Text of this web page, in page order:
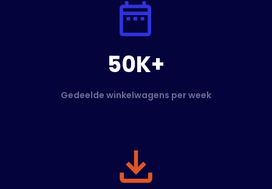
50K+
Gedeelde winkelwagens per week